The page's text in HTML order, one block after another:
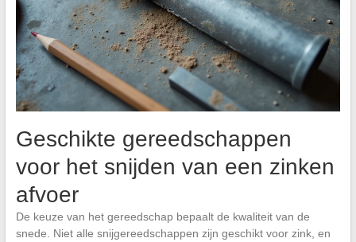
Geschikte gereedschappen
voor het snijden van een zinken
afvoer
De keuze van het gereedschap bepaalt de kwaliteit van de
snede. Niet alle snijgereedschappen zijn geschikt voor zink, en